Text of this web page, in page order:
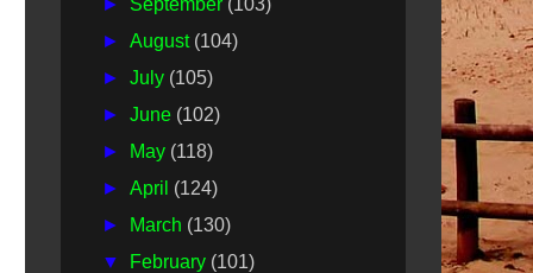
► September (103)
►August (104)
►July (105)
►June (102)
►
May (118)
►April (124)
►
March (130)
▼
February (101)